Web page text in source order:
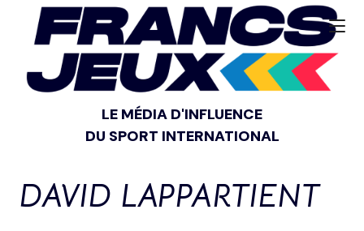
LE MÉDIA D'INFLUENCE
DU SPORT INTERNATIONAL
DAVID LAPPARTIENT